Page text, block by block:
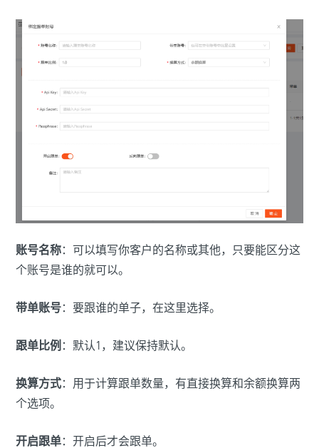
账号名称：可以填写你客户的名称或其他，只要能区分这
个账号是谁的就可以。
带单账号：要跟谁的单子，在这里选择。
跟单比例 ：默认1，建议保持默认。
换算方式：用于计算跟单数量，有直接换算和余额换算两
个选项。
开启跟单：开启后才会跟单。